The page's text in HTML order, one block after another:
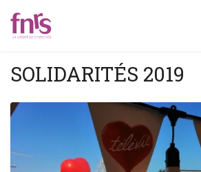
SOLIDARITÉS 2019